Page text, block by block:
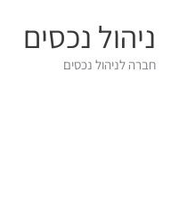
לתוכןניהול נכסים
חברה לניהול נכסים